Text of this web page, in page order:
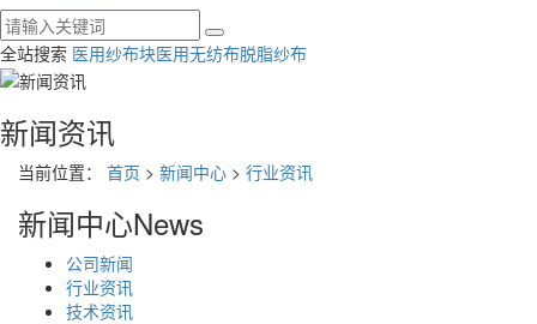
全站搜索 医用纱布块医用无纺布脱脂纱布
新闻资讯
当前位置： 首页 > 新闻中心 > 行业资讯
新闻中心News
公司新闻
行业资讯
技术资讯